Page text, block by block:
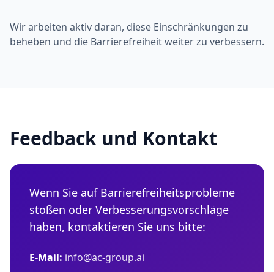
Wir arbeiten aktiv daran, diese Einschränkungen zu
beheben und die Barrierefreiheit weiter zu verbessern.
Feedback und Kontakt
Wenn Sie auf Barrierefreiheitsprobleme
stoßen oder Verbesserungsvorschläge
haben, kontaktieren Sie uns bitte:
E-Mail: info@ac-group.ai